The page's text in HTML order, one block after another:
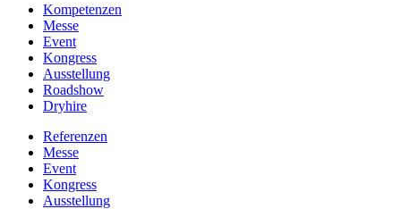
Kompetenzen
Messe
Event
Kongress
Ausstellung
Roadshow
Dryhire
Referenzen
Messe
Event
Kongress
Ausstellung